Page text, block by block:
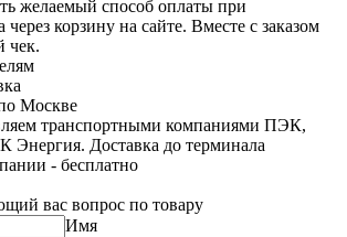
желаемый способ оплаты при
через корзину на сайте. Вместе с заказом
чек.
Москве
транспортными компаниями ПЭК,
Энергия. Доставка до терминала
- бесплатно
вас вопрос по товару
Имя